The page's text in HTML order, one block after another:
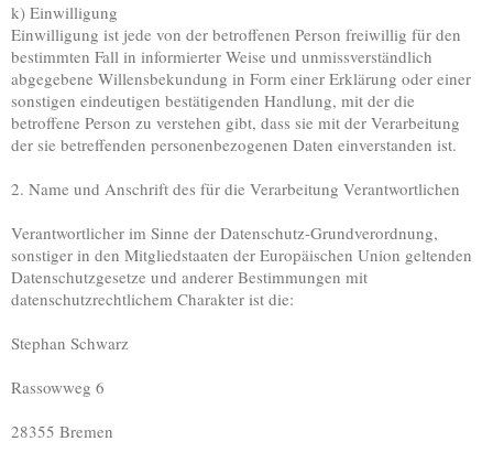
k) Einwilligung
Einwilligung ist jede von der betroffenen Person freiwillig für den
bestimmten Fall in informierter Weise und unmissverständlich
abgegebene Willensbekundung in Form einer Erklärung oder einer
sonstigen eindeutigen bestätigenden Handlung, mit der die
betroffene Person zu verstehen gibt, dass sie mit der Verarbeitung
der sie betreffenden personenbezogenen Daten einverstanden ist.
2. Name und Anschrift des für die Verarbeitung Verantwortlichen
Verantwortlicher im Sinne der Datenschutz-Grundverordnung,
sonstiger in den Mitgliedstaaten der Europäischen Union geltenden
Datenschutzgesetze und anderer Bestimmungen mit
datenschutzrechtlichem Charakter ist die:
Stephan Schwarz
Rassowweg 6
28355 Bremen